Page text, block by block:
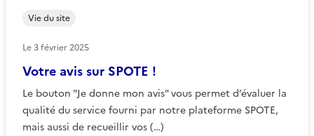
Votre avis sur SPOTE !
Le bouton "Je donne mon avis" vous permet d’évaluer la
qualité du service fourni par notre plateforme SPOTE,
mais aussi de recueillir vos (…)
Vie du site
Le3 février 2025